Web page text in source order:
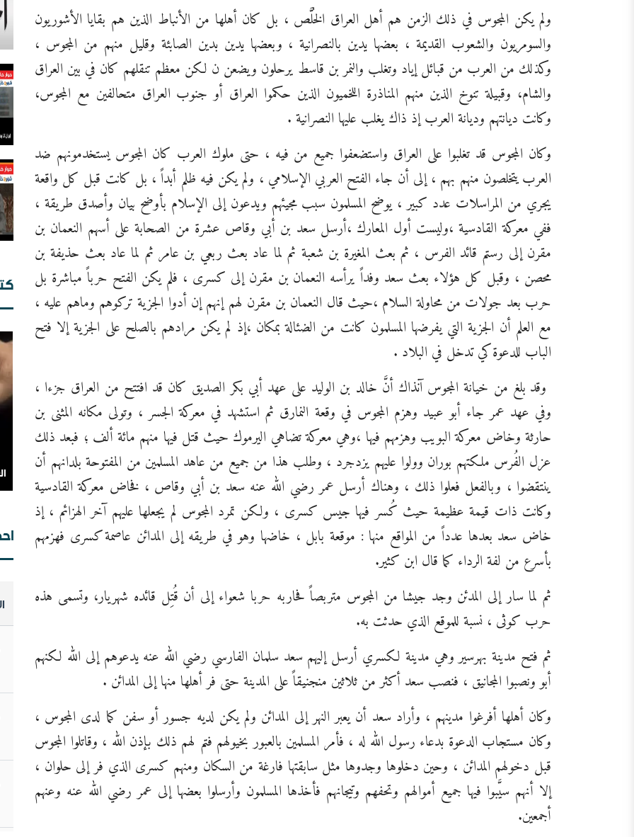
ولم يكن المجوس في ذلك الزمن هم أهل العراق الخُلَّص ، بل كان أهلها من الأنباط الذين هم بقايا الأشوريون
والسومريون والشعوب القديمة ، بعضها يدين بالنصرانية ، وبعضها يدين بدين الصابئة وقليل منهم من المجوس ،
وكذلك من العرب من قبائل إياد وتغلب والنمر بن قاسط يرحلون ويضعن ن لكن معظم تنقلهم كان في بين العراق
والشام، وقبيلة تنوخ الذين منهم المناذرة اللخميون الذين حكموا العراق أو جنوب العراق متحالفين مع المجوس،
وكانت ديانتهم وديانة العرب إذ ذاك يغلب عليها النصرانية .
وكان المجوس قد تغلبوا على العراق واستضعفوا جميع من فيه ، حتى ملوك العرب كان المجوس يستخدمونهم ضد
العرب يتخلصون منهم بهم ، إلى أن جاء الفتح العربي الإسلامي ، ولم يكن فيه ظلم أبداً ، بل كانت قبل كل واقعة
يجري من المراسلات عدد كبير ، يوضح المسلمون سبب مجيئهم ويدعون إلى الإسلام بأوضح بيان وأصدق طريقة ،
ففي معركة القادسية ،وليست أول المعارك ،أرسل سعد بن أبي وقاص عشرة من الصحابة على أسهم النعمان بن
مقرن إلى رستم قائد الفرس ، ثم بعث المغيرة بن شعبة ثم لما عاد بعث ربعي بن عامر ثم لما عاد بعث حذيفة بن
محصن ، وقبل كل هؤلاء بعث سعد وفداً يرأسه النعمان بن مقرن إلى كسرى ، فلم يكن الفتح حرباً مباشرة بل
حرب بعد جولات من محاولة السلام ،حيث قال النعمان بن مقرن لهم إنهم إن أدوا الجزية تركوهم وماهم عليه ،
مع العلم أن الجزية التي يفرضها المسلمون كانت من الضئالة بمكان ،إذ لم يكن مرادهم بالصلح على الجزية إلا فتح
الباب للدعوة كي تدخل في البلاد .
وقد بلغ من خيانة المجوس آنذاك أنَّ خالد بن الوليد على عهد أبي بكر الصديق كان قد افتتح من العراق جزءا ،
وفي عهد عمر جاء أبو عبيد وهزم المجوس في وقعة النمارق ثم استشهد في معركة الجسر ، وتولى مكانه المثنى بن
حارثة وخاض معركة البويب وهزمهم فيها ،وهي معركة تضاهي اليرموك حيث قتل فيها منهم مائة ألف ؛ فبعد ذلك
عزل الفُرس ملكتهم بوران وولوا عليهم يزدجرد ، وطلب هذا من جميع من عاهد المسلمين من المفتوحة بلدانهم أن
ينتقضوا ، وبالفعل فعلوا ذلك ، وهناك أرسل عمر رضي الله عنه سعد بن أبي وقاص ، فخاض معركة القادسية
وكانت ذات قيمة عظيمة حيث كُسر فيها جيس كسرى ، ولكن تمرد المجوس لم يجعلها عليهم آخر الهزائم ، إذ
خاض سعد بعدها عدداً من المواقع منها : موقعة بابل ، خاضها وهو في طريقه إلى المدائن عاصمة كسرى فهزمهم
بأسرع من لفة الرداء كما قال ابن كثير.
ثم لما سار إلى المدئن وجد جيشا من المجوس متربصاً فحاربه حربا شعواء إلى أن قُتِل قائده شهريار، وتسمى هذه
حرب كوثى ، نسبة للموقع الذي حدثت به.
ثم فتح مدينة بهرسير وهي مدينة لكسري أرسل إليهم سعد سلمان الفارسي رضي الله عنه يدعوهم إلى الله لكنهم
أبو ونصبوا المجانيق ، فنصب سعد أكثر من ثلاثين منجنيقاً على المدينة حتى فر أهلها منها إلى المدائن .
وكان أهلها أفرغوا مدينهم ، وأراد سعد أن يعبر النهر إلى المدائن ولم يكن لديه جسور أو سفن كما لدى المجوس ،
وكان مستجاب الدعوة بدعاء رسول الله له ، فأمر المسلمين بالعبور بخيولهم فتم لهم ذلك بإذن الله ، وقاتلوا المجوس
قبل دخولهم المدائن ، وحين دخلوها وجدوها مثل سابقتها فارغة من السكان ومنهم كسرى الذي فر إلى حلوان ،
إلا أنهم سيَّبوا فيها جميع أموالهم وتحفهم وتيجانهم فأخذها المسلمون وأرسلوا بعضها إلى عمر رضي الله عنه وعنهم
أجمعين.